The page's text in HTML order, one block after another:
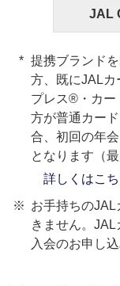
JAL
提携ブランド
方、既にJALカ
プレス®・カー
方が普通カー
合、初回の年
となります（最
詳しくはこ
お手持ちの
きません。
入会のお申し